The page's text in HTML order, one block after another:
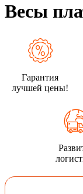
Весы
Гарантия
лучшей цены!